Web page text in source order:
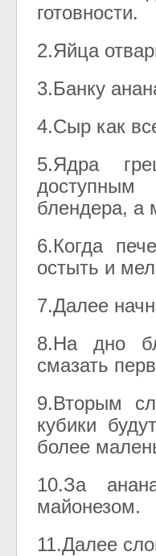
готовности.
2.Яйца
3.Банку
4.Сыр как
5.Ядра
блендера, а
6.Когда
остыть и
7.Далее
8.На дно
смазать
9.Вторым
кубики
более
10.За
майонезом.
11.Далее